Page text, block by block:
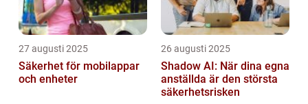
27 augusti 2025
Säkerhet för mobilappar
och enheter
26 augusti 2025
Shadow AI: När dina egna
anställda är den största
säkerhetsrisken